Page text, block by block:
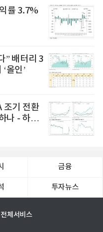
률 3.7%
” 배터리 3
올인’
조기 전환
나 - 하나
금융
투자뉴스
전체서비스